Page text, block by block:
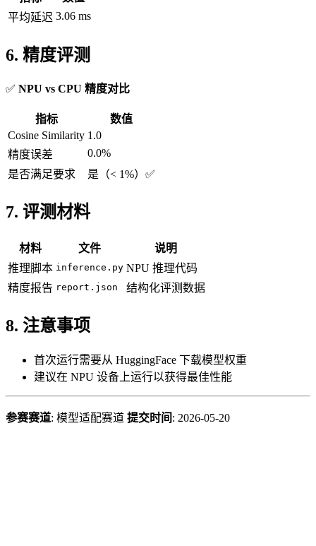
平均延迟 3.06 ms
6. 精度评测
✅ NPU vs CPU 精度对比
指标
数值
Cosine Similarity 1.0
精度误差
0.0%
是否满足要求
是（< 1%）✅
7. 评测材料
材料 文件
说明
推理脚本 inference.py NPU 推理代码
精度报告 report.json 结构化评测数据
8. 注意事项
首次运行需要从 HuggingFace 下载模型权重
建议在 NPU 设备上运行以获得最佳性能
参赛赛道: 模型适配赛道 提交时间 : 2026-05-20